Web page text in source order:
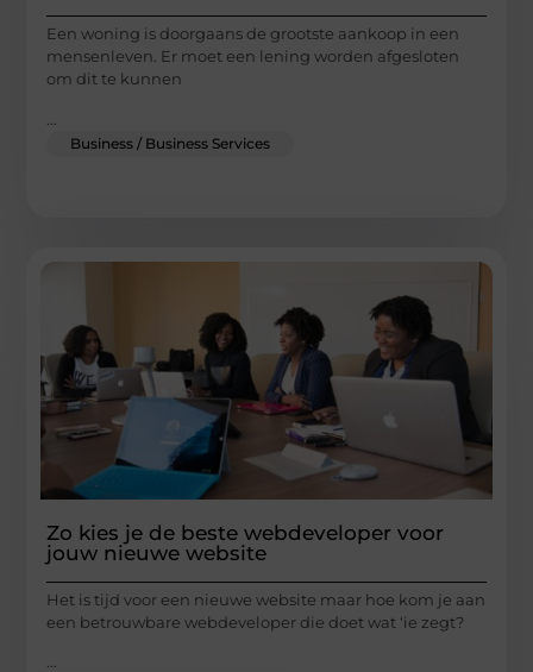
Een woning is doorgaans de grootste aankoop in een
mensenleven. Er moet een lening worden afgesloten
om dit te kunnen
Business / Business Services
Zo kies je de beste webdeveloper voor
jouw nieuwe website
Het is tijd voor een nieuwe website maar hoe kom je aan
een betrouwbare webdeveloper die doet wat ‘ie zegt?